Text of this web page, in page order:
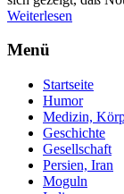
Weiterlesen
Menü
Startseite
Humor
Medizin,
Geschichte
Gesellschaft
Persien, Iran
Moguln